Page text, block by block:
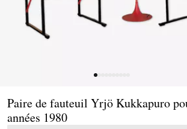
Paire de fauteuil Yrjö Kukkapuro
années 1980